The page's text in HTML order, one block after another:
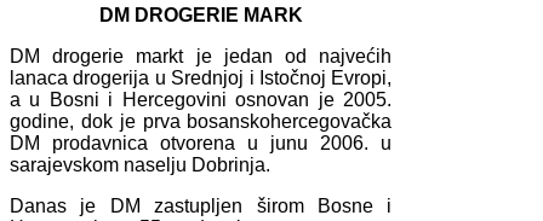
DM DROGERIE MARK
DM drogerie markt je jedan od najvećih
lanaca drogerija u Srednjoj i Istočnoj Evropi,
a u Bosni i Hercegovini osnovan je 2005.
godine, dok je prva bosanskohercegovačka
DM prodavnica otvorena u junu 2006. u
sarajevskom naselju Dobrinja.
Danas je DM zastupljen širom Bosne i